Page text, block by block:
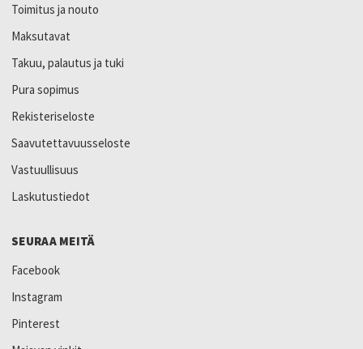
Toimitus ja nouto
Maksutavat
Takuu, palautus ja tuki
Pura sopimus
Rekisteriseloste
Saavutettavuusseloste
Vastuullisuus
Laskutustiedot
SEURAA MEITÄ
Facebook
Instagram
Pinterest